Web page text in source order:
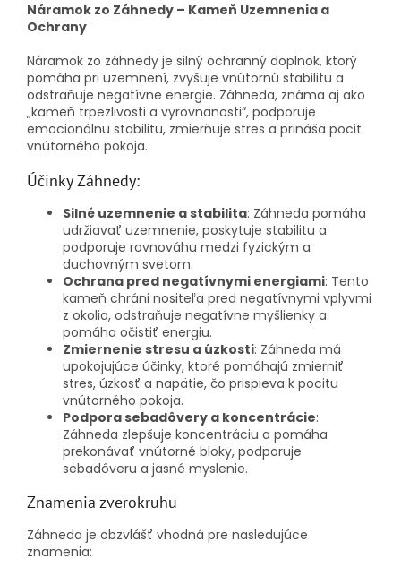
Náramok zo Záhnedy – Kameň Uzemnenia a
Ochrany
Náramok zo záhnedy je silný ochranný doplnok, ktorý
pomáha pri uzemnení, zvyšuje vnútornú stabilitu a
odstraňuje negatívne energie. Záhneda, známa aj ako
„kameň trpezlivosti a vyrovnanosti“, podporuje
emocionálnu stabilitu, zmierňuje stres a prináša pocit
vnútorného pokoja.
Účinky Záhnedy:
Silné uzemnenie a stabilita: Záhneda pomáha
udržiavať uzemnenie, poskytuje stabilitu a
podporuje rovnováhu medzi fyzickým a
duchovným svetom.
Ochrana pred negatívnymi energiami: Tento
kameň chráni nositeľa pred negatívnymi vplyvmi
z okolia, odstraňuje negatívne myšlienky a
pomáha očistiť energiu.
Zmiernenie stresu a úzkosti: Záhneda má
upokojujúce účinky, ktoré pomáhajú zmierniť
stres, úzkosť a napätie, čo prispieva k pocitu
vnútorného pokoja.
Podpora sebadôvery a koncentrácie:
Záhneda zlepšuje koncentráciu a pomáha
prekonávať vnútorné bloky, podporuje
sebadôveru a jasné myslenie.
Znamenia zverokruhu
Záhneda je obzvlášť vhodná pre nasledujúce
znamenia: